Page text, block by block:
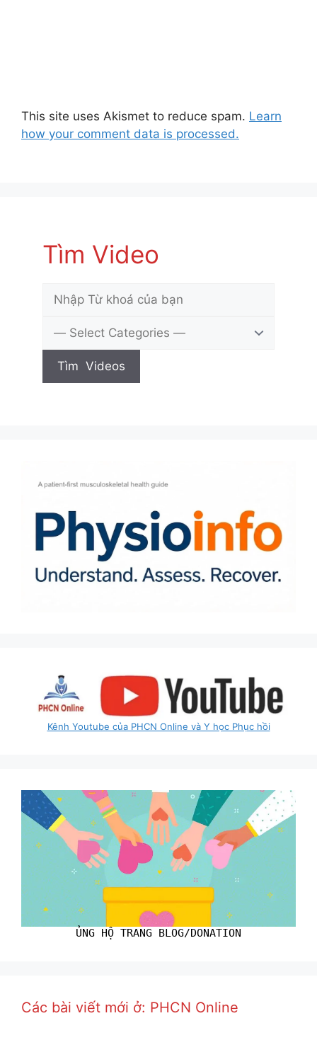
This site uses Akismet to reduce spam. Learn
how your comment data is processed.
Tìm Video
Kênh Youtube của PHCN Online và Y học Phục hồi
ỦNG HỘ TRANG BLOG/DONATION
Các bài viết mới ở: PHCN Online